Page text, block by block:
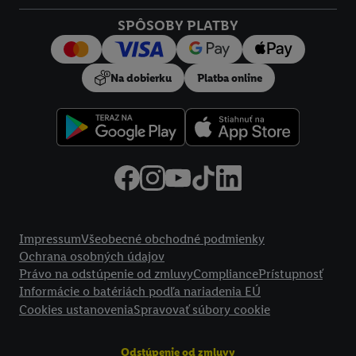
SPÔSOBY PLATBY
Na dobierku Platba online
ImpressumVšeobecné obchodné podmienky
Ochrana osobných údajov
Právo na odstúpenie od zmluvyCompliancePrístupnosť
Informácie o batériách podľa nariadenia EÚ
Cookies ustanoveniaSpravovať súbory cookie
Odstúpenie od zmluvy
Kliknutím na možnosť "Odmietnuť" môžete povoliť iba
používanie potrebných technológií. Kliknutím na "Súhlasím
vyjadríte súhlas so spracúvaním na všetky vyššie uvedené účely.
Ďalšie informácie vrátane informácií o dobe uchovávania
údajov a Vašom práve kedykoľvek odvolať súhlas s účinnosťou
do budúcnosti nájdete v našichzásadách ochrany osobných
Imprint nájdete tu.